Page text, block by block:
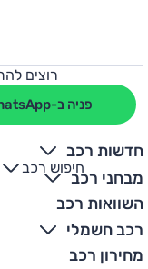
רוצים
פניה ב-WhatsApp
חדשות רכב
מבחני רכב
השוואות רכב
רכב חשמלי
מחירון רכב
חיפוש רכב
+
-
קורולה סטיישן והאצ'בק – החל מ-